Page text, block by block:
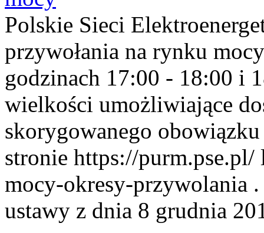
Polskie Sieci
przywołania na rynku
godzinach 17:00 - 18:00 i
wielkości umożliwiające
skorygowanego
stronie https://
mocy-okresy-przywolania
ustawy z dnia 8 grudnia